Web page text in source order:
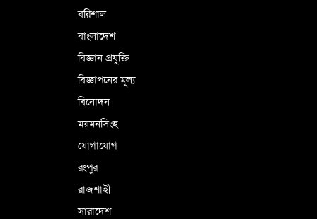
বরিশাল
বাংলাদেশ
বিজ্ঞান প্রযুক্তি
বিজ্ঞাপনের মূল্য
বিনোদন
ময়মনসিংহ
যোগাযোগ
রংপুর
রাজশাহী
সারাদেশ